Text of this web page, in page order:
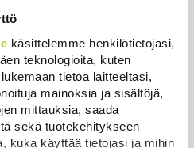
käsittelemme henkilötietojasi,
teknologioita, kuten
tietoa laitteeltasi,
mainoksia ja sisältöjä,
mittauksia, saada
sekä tuotekehitykseen
kuka käyttää tietojasi ja mihin
oli
media”
mikä